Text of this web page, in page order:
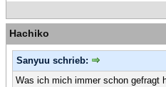
Hachiko
Sanyuu schrieb:
Was ich mich immer schon gefragt